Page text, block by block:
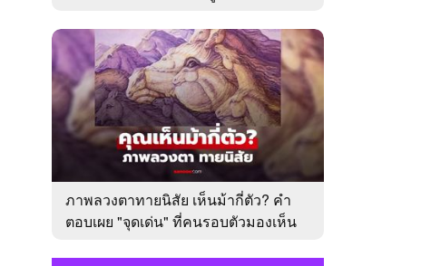
ภาพลวงตาทายนิสัย เห็นม้ากี่ตัว? คำ
ตอบเผย "จุดเด่น" ที่คนรอบตัวมองเห็น